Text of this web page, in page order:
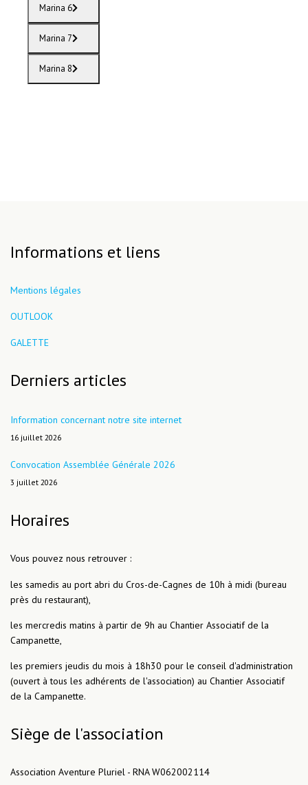
Marina 6
Marina 7
Marina 8
Informations et liens
Mentions légales
OUTLOOK
GALETTE
Derniers articles
Information concernant notre site internet
16 juillet 2026
Convocation Assemblée Générale 2026
3 juillet 2026
Horaires
Vous pouvez nous retrouver :
les samedis au port abri du Cros-de-Cagnes de 10h à midi (bureau
près du restaurant),
les mercredis matins à partir de 9h au Chantier Associatif de la
Campanette,
les premiers jeudis du mois à 18h30 pour le conseil d'administration
(ouvert à tous les adhérents de l'association) au Chantier Associatif
de la Campanette.
Siège de l'association
Association Aventure Pluriel - RNA W062002114